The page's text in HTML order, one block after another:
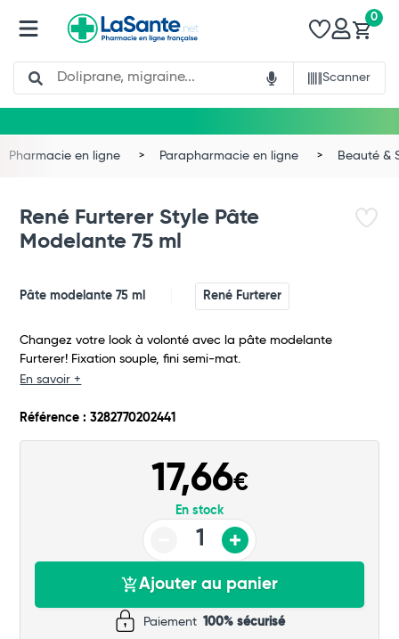
Search
Scanner
0
Pharmacie en ligne Parapharmacie en ligne Beauté &
René Furterer Style Pâte
Modelante 75 ml
Pâte modelante 75 ml René Furterer
Changez votre look à volonté avec la pâte modelante
Furterer! Fixation souple, fini semi-mat.
En savoir +
Référence : 3282770202441
17,66€
En stock
Ajouter au panier
Paiement 100% sécurisé